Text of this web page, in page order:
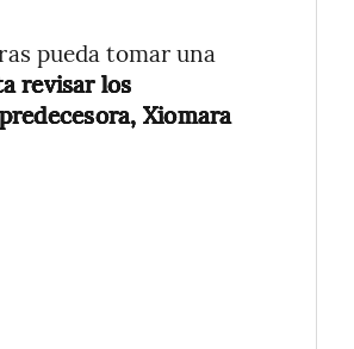
pueda tomar una
revisar los
Xiomara